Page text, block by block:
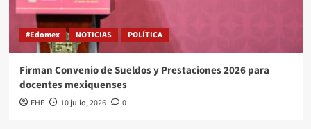
#Edomex NOTICIAS POLÍTICA
Firman Convenio de Sueldos y Prestaciones 2026 para
docentes mexiquenses
EHF 10 julio, 2026 0